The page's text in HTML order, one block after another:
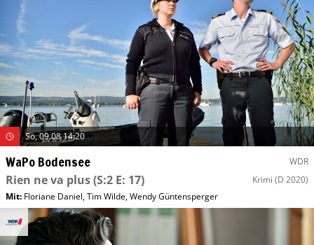
So, 09.08 14:20
WaPo Bodensee WDR
Rien ne va plus(S:2 E: 17) Krimi (D 2020)
Mit: Floriane Daniel,Tim Wilde,Wendy Güntensperger